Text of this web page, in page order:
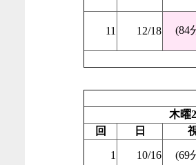
11 12/18 (84
木曜
回
日
1 10/16 (69